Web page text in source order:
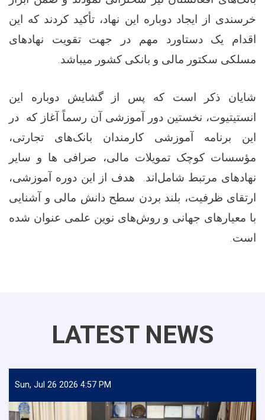
خرسندی از ایجاد دوباره این نهاد، تأکید کردند که این
اقدام یک دستاورد مهم در جهت تقویت نهادهای
مسلکی سکتور مالی و بانکی کشور میباشد.
شایان ذکر است که پس از گشایش دوباره این
انستیتیوت، نخستین دور آموزشی آن رسماً آغاز که در
این برنامه آموزشی کارمندان بانک‌های تجارتی،
مؤسسات کوچک تمویلات مالی، صرافی ها و سایر
نهادهای مرتبط شامل‌اند. هدف از این دوره آموزشی،
ارتقای ظرفیت، بلند بردن سطح دانش مالی و آشنایی
با معیارهای جهانی و روش‌های نوین علمی عنوان شده
است.
LATEST NEWS
Sun, Jul 26 2026 4:57 PM